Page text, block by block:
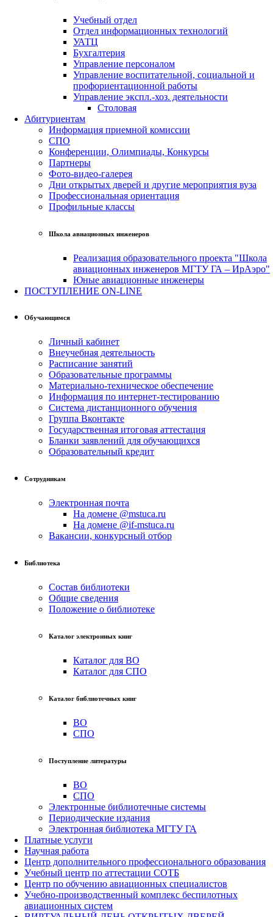
Учебный отдел
Отдел информационных технологий
УАТЦ
Бухгалтерия
Управление персоналом
Управление воспитательной, социальной и
профориентационной работы
Управление экспл.-хоз. деятельности
Столовая
Абитуриентам
Информация приемной комиссии
СПО
Конференции, Олимпиады, Конкурсы
Партнеры
Фото-видео-галерея
Дни открытых дверей и другие мероприятия вуза
Профессиональная ориентация
Профильные классы
Школа авиационных инженеров
Реализация образовательного проекта "Школа
авиационных инженеров МГТУ ГА – ИрАэро"
Юные авиационные инженеры
ПОСТУПЛЕНИЕ ON-LINE
Обучающимся
Личный кабинет
Внеучебная деятельность
Расписание занятий
Образовательные программы
Материально-техническое обеспечение
Информация по интернет-тестированию
Система дистанционного обучения
Группа Вконтакте
Государственная итоговая аттестация
Бланки заявлений для обучающихся
Образовательный кредит
Сотрудникам
Электронная почта
На домене @mstuca.ru
На домене @if-mstuca.ru
Вакансии, конкурсный отбор
Библиотека
Состав библиотеки
Общие сведения
Положение о библиотеке
Каталог электронных книг
Каталог для ВО
Каталог для СПО
Каталог библиотечных книг
ВО
СПО
Поступление литературы
ВО
СПО
Электронные библиотечные системы
Периодические издания
Электронная библиотека МГТУ ГА
Платные услуги
Научная работа
Центр дополнительного профессионального образования
Учебный центр по аттестации СОТБ
Центр по обучению авиационных специалистов
Учебно-производственный комплекс беспилотных
авиационных систем